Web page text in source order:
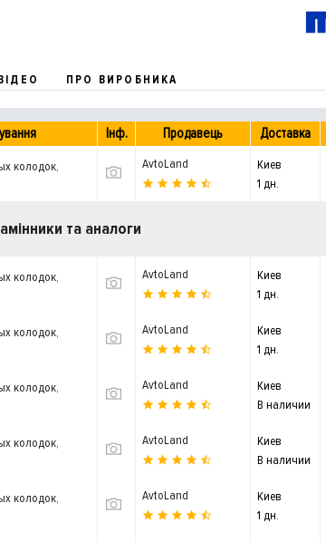
ПРО ВИРОБНИКА
Інф. Продавець Доставка
колодок,
AvtoLand
Киев
1 дн.
та аналоги
колодок,
AvtoLand
Киев
1 дн.
колодок,
AvtoLand
Киев
1 дн.
колодок,
AvtoLand
Киев
В наличии
колодок,
AvtoLand
Киев
В наличии
колодок,
AvtoLand
Киев
1 дн.